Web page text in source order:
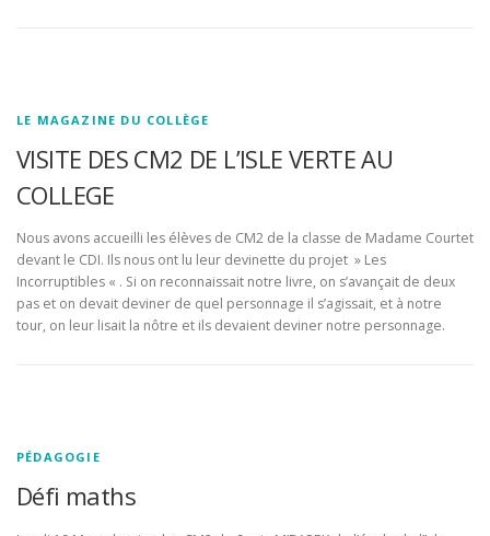
LE MAGAZINE DU COLLÈGE
VISITE DES CM2 DE L’ISLE VERTE AU
COLLEGE
Nous avons accueilli les élèves de CM2 de la classe de Madame Courtet
devant le CDI. Ils nous ont lu leur devinette du projet » Les
Incorruptibles « . Si on reconnaissait notre livre, on s’avançait de deux
pas et on devait deviner de quel personnage il s’agissait, et à notre
tour, on leur lisait la nôtre et ils devaient deviner notre personnage.
PÉDAGOGIE
Défi maths